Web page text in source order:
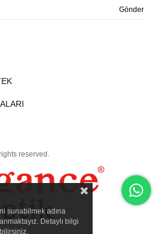
Gönder
reserved.
sunabilmek adına
Detaylı bilgi